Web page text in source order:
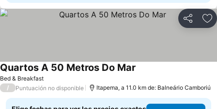
Compartir
Bed & Breakfast
Quartos A 50 Metros Do Mar
/ Puntuación no disponible Itapema, a 11.0 km de: Balneário Camboriú